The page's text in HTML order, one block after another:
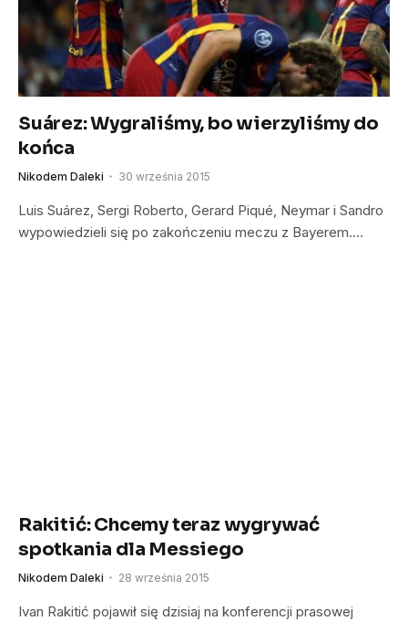
Suárez: Wygraliśmy, bo wierzyliśmy do
końca
Nikodem Daleki 30 września 2015
Luis Suárez, Sergi Roberto, Gerard Piqué, Neymar i Sandro
wypowiedzieli się po zakończeniu meczu z Bayerem.…
Rakitić: Chcemy teraz wygrywać
spotkania dla Messiego
Nikodem Daleki 28 września 2015
Ivan Rakitić pojawił się dzisiaj na konferencji prasowej